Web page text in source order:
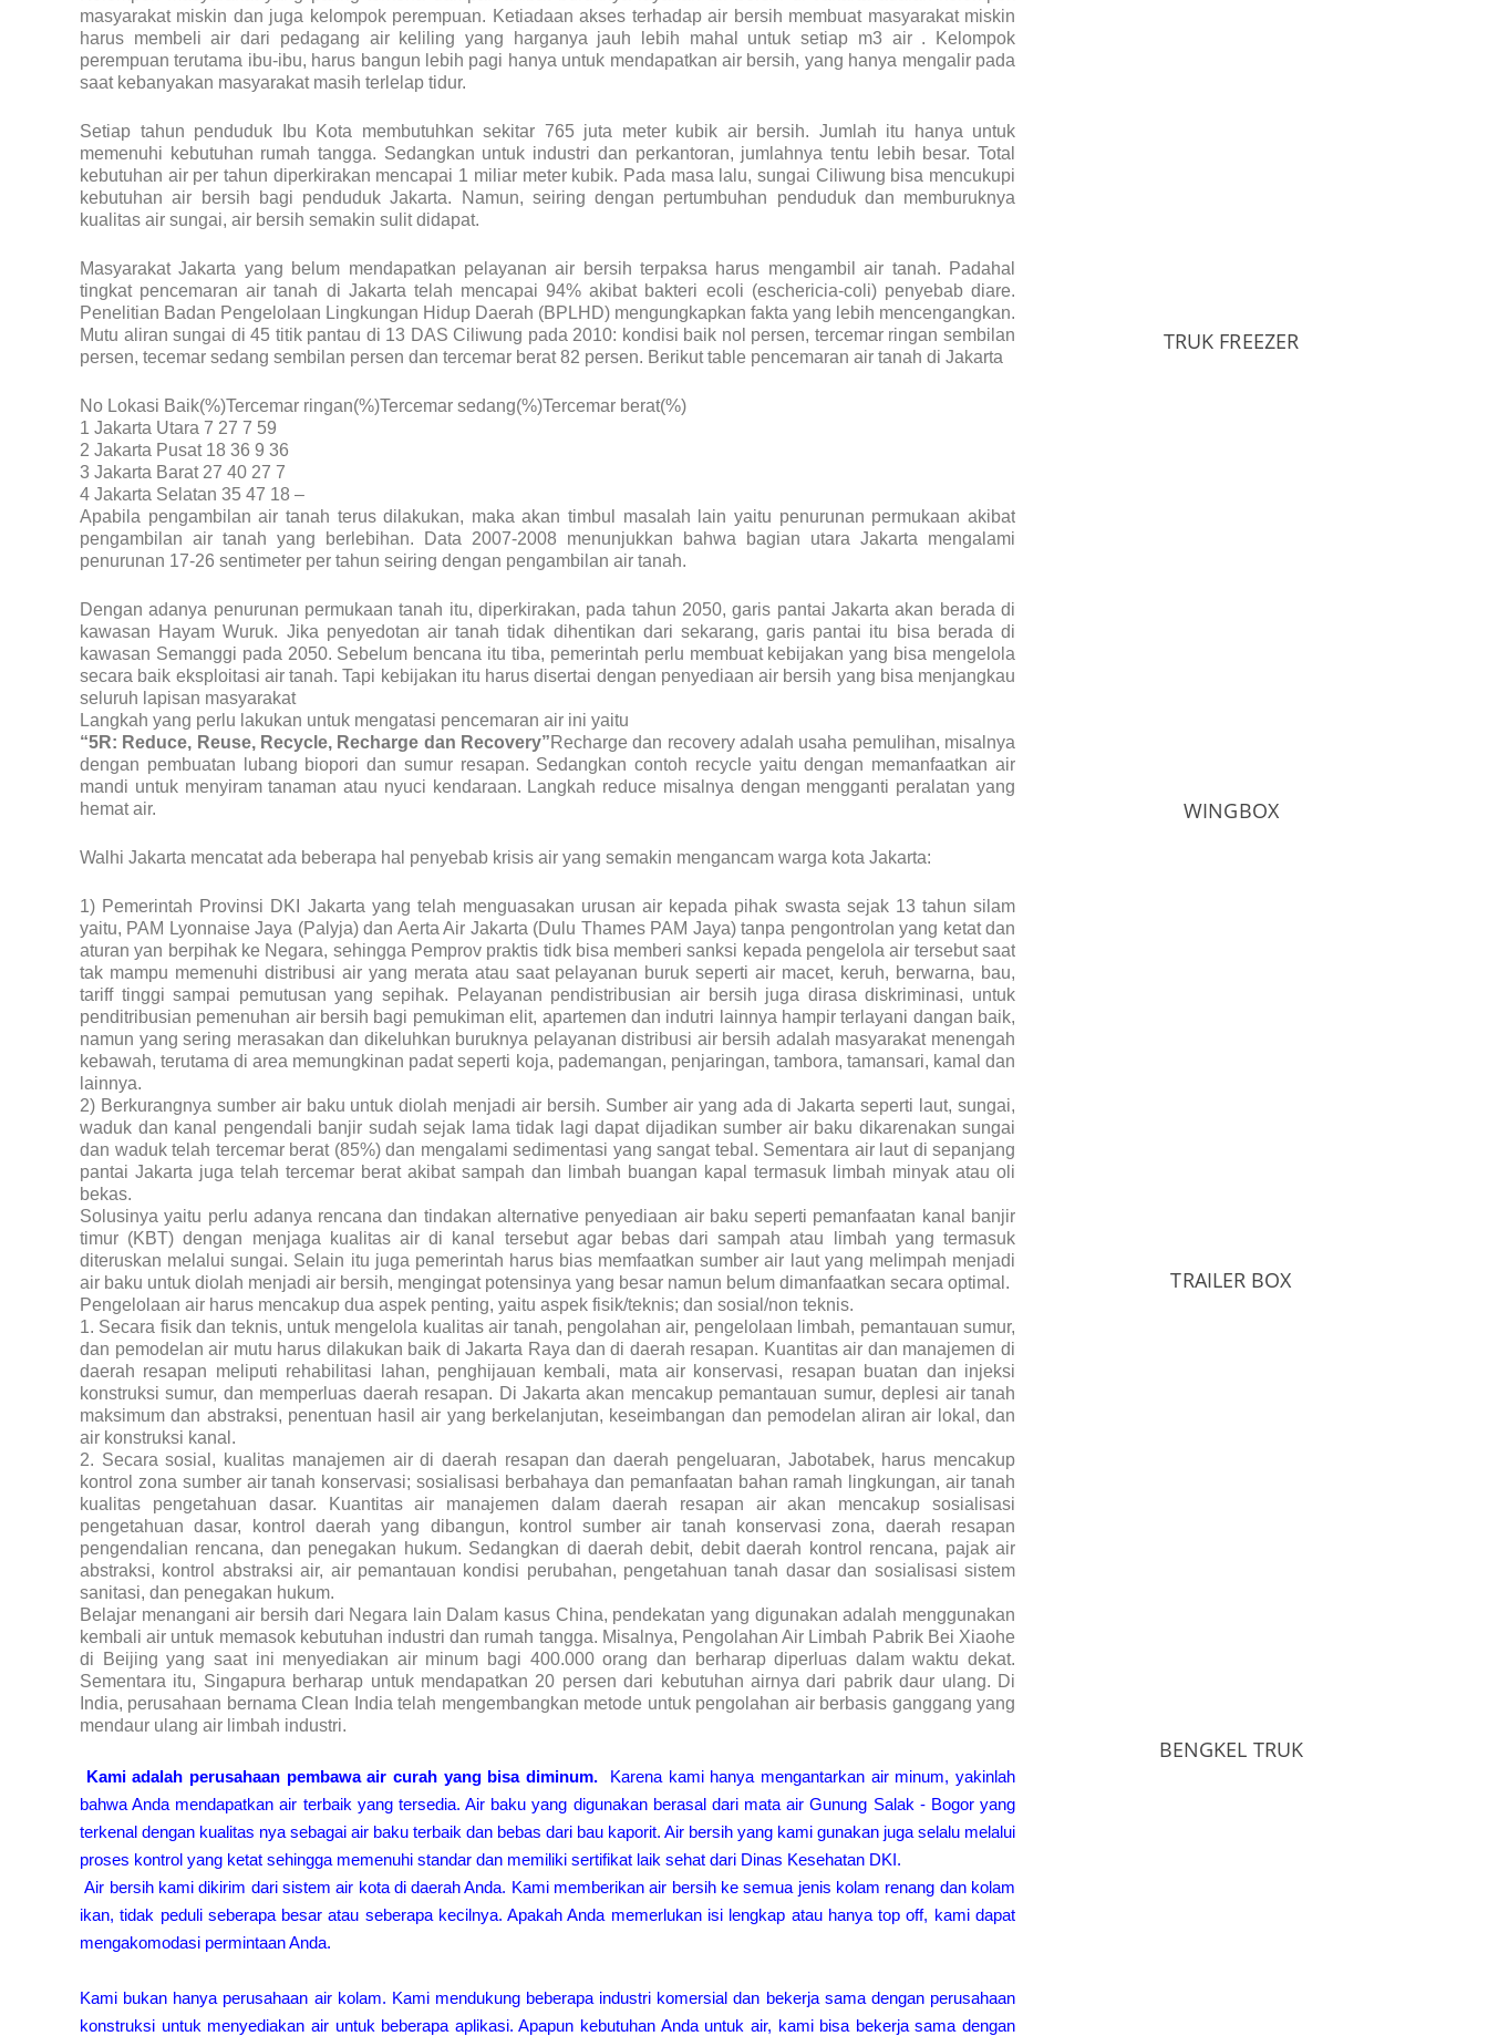
masyarakat miskin dan juga kelompok perempuan. Ketiadaan akses terhadap air bersih membuat masyarakat miskin
harus membeli air dari pedagang air keliling yang harganya jauh lebih mahal untuk setiap m3 air . Kelompok
perempuan terutama ibu-ibu, harus bangun lebih pagi hanya untuk mendapatkan air bersih, yang hanya mengalir pada
saat kebanyakan masyarakat masih terlelap tidur.
Setiap tahun penduduk Ibu Kota membutuhkan sekitar 765 juta meter kubik air bersih. Jumlah itu hanya untuk
memenuhi kebutuhan rumah tangga. Sedangkan untuk industri dan perkantoran, jumlahnya tentu lebih besar. Total
kebutuhan air per tahun diperkirakan mencapai 1 miliar meter kubik. Pada masa lalu, sungai Ciliwung bisa mencukupi
kebutuhan air bersih bagi penduduk Jakarta. Namun, seiring dengan pertumbuhan penduduk dan memburuknya
kualitas air sungai, air bersih semakin sulit didapat.
Masyarakat Jakarta yang belum mendapatkan pelayanan air bersih terpaksa harus mengambil air tanah. Padahal
tingkat pencemaran air tanah di Jakarta telah mencapai 94% akibat bakteri ecoli (eschericia-coli) penyebab diare.
Penelitian Badan Pengelolaan Lingkungan Hidup Daerah (BPLHD) mengungkapkan fakta yang lebih mencengangkan.
Mutu aliran sungai di 45 titik pantau di 13 DAS Ciliwung pada 2010: kondisi baik nol persen, tercemar ringan sembilan
persen, tecemar sedang sembilan persen dan tercemar berat 82 persen. Berikut table pencemaran air tanah di Jakarta
No Lokasi Baik(%)Tercemar ringan(%)Tercemar sedang(%)Tercemar berat(%)
1 Jakarta Utara 7 27 7 59
2 Jakarta Pusat 18 36 9 36
3 Jakarta Barat 27 40 27 7
4 Jakarta Selatan 35 47 18 –
Apabila pengambilan air tanah terus dilakukan, maka akan timbul masalah lain yaitu penurunan permukaan akibat
pengambilan air tanah yang berlebihan. Data 2007-2008 menunjukkan bahwa bagian utara Jakarta mengalami
penurunan 17-26 sentimeter per tahun seiring dengan pengambilan air tanah.
Dengan adanya penurunan permukaan tanah itu, diperkirakan, pada tahun 2050, garis pantai Jakarta akan berada di
kawasan Hayam Wuruk. Jika penyedotan air tanah tidak dihentikan dari sekarang, garis pantai itu bisa berada di
kawasan Semanggi pada 2050. Sebelum bencana itu tiba, pemerintah perlu membuat kebijakan yang bisa mengelola
secara baik eksploitasi air tanah. Tapi kebijakan itu harus disertai dengan penyediaan air bersih yang bisa menjangkau
seluruh lapisan masyarakat
Langkah yang perlu lakukan untuk mengatasi pencemaran air ini yaitu
“5R: Reduce, Reuse, Recycle, Recharge dan Recovery”Recharge dan recovery adalah usaha pemulihan, misalnya
dengan pembuatan lubang biopori dan sumur resapan. Sedangkan contoh recycle yaitu dengan memanfaatkan air
mandi untuk menyiram tanaman atau nyuci kendaraan. Langkah reduce misalnya dengan mengganti peralatan yang
hemat air.
Walhi Jakarta mencatat ada beberapa hal penyebab krisis air yang semakin mengancam warga kota Jakarta:
1) Pemerintah Provinsi DKI Jakarta yang telah menguasakan urusan air kepada pihak swasta sejak 13 tahun silam
yaitu, PAM Lyonnaise Jaya (Palyja) dan Aerta Air Jakarta (Dulu Thames PAM Jaya) tanpa pengontrolan yang ketat dan
aturan yan berpihak ke Negara, sehingga Pemprov praktis tidk bisa memberi sanksi kepada pengelola air tersebut saat
tak mampu memenuhi distribusi air yang merata atau saat pelayanan buruk seperti air macet, keruh, berwarna, bau,
tariff tinggi sampai pemutusan yang sepihak. Pelayanan pendistribusian air bersih juga dirasa diskriminasi, untuk
penditribusian pemenuhan air bersih bagi pemukiman elit, apartemen dan indutri lainnya hampir terlayani dangan baik,
namun yang sering merasakan dan dikeluhkan buruknya pelayanan distribusi air bersih adalah masyarakat menengah
kebawah, terutama di area memungkinan padat seperti koja, pademangan, penjaringan, tambora, tamansari, kamal dan
lainnya.
2) Berkurangnya sumber air baku untuk diolah menjadi air bersih. Sumber air yang ada di Jakarta seperti laut, sungai,
waduk dan kanal pengendali banjir sudah sejak lama tidak lagi dapat dijadikan sumber air baku dikarenakan sungai
dan waduk telah tercemar berat (85%) dan mengalami sedimentasi yang sangat tebal. Sementara air laut di sepanjang
pantai Jakarta juga telah tercemar berat akibat sampah dan limbah buangan kapal termasuk limbah minyak atau oli
bekas.
Solusinya yaitu perlu adanya rencana dan tindakan alternative penyediaan air baku seperti pemanfaatan kanal banjir
timur (KBT) dengan menjaga kualitas air di kanal tersebut agar bebas dari sampah atau limbah yang termasuk
diteruskan melalui sungai. Selain itu juga pemerintah harus bias memfaatkan sumber air laut yang melimpah menjadi
air baku untuk diolah menjadi air bersih, mengingat potensinya yang besar namun belum dimanfaatkan secara optimal.
Pengelolaan air harus mencakup dua aspek penting, yaitu aspek fisik/teknis; dan sosial/non teknis.
1. Secara fisik dan teknis, untuk mengelola kualitas air tanah, pengolahan air, pengelolaan limbah, pemantauan sumur,
dan pemodelan air mutu harus dilakukan baik di Jakarta Raya dan di daerah resapan. Kuantitas air dan manajemen di
daerah resapan meliputi rehabilitasi lahan, penghijauan kembali, mata air konservasi, resapan buatan dan injeksi
konstruksi sumur, dan memperluas daerah resapan. Di Jakarta akan mencakup pemantauan sumur, deplesi air tanah
maksimum dan abstraksi, penentuan hasil air yang berkelanjutan, keseimbangan dan pemodelan aliran air lokal, dan
air konstruksi kanal.
2. Secara sosial, kualitas manajemen air di daerah resapan dan daerah pengeluaran, Jabotabek, harus mencakup
kontrol zona sumber air tanah konservasi; sosialisasi berbahaya dan pemanfaatan bahan ramah lingkungan, air tanah
kualitas pengetahuan dasar. Kuantitas air manajemen dalam daerah resapan air akan mencakup sosialisasi
pengetahuan dasar, kontrol daerah yang dibangun, kontrol sumber air tanah konservasi zona, daerah resapan
pengendalian rencana, dan penegakan hukum. Sedangkan di daerah debit, debit daerah kontrol rencana, pajak air
abstraksi, kontrol abstraksi air, air pemantauan kondisi perubahan, pengetahuan tanah dasar dan sosialisasi sistem
sanitasi, dan penegakan hukum.
Belajar menangani air bersih dari Negara lain Dalam kasus China, pendekatan yang digunakan adalah menggunakan
kembali air untuk memasok kebutuhan industri dan rumah tangga. Misalnya, Pengolahan Air Limbah Pabrik Bei Xiaohe
di Beijing yang saat ini menyediakan air minum bagi 400.000 orang dan berharap diperluas dalam waktu dekat.
Sementara itu, Singapura berharap untuk mendapatkan 20 persen dari kebutuhan airnya dari pabrik daur ulang. Di
India, perusahaan bernama Clean India telah mengembangkan metode untuk pengolahan air berbasis ganggang yang
mendaur ulang air limbah industri.
Kami adalah perusahaan pembawa air curah yang bisa diminum.
Karena kami hanya mengantarkan air minum, yakinlah
bahwa Anda mendapatkan air terbaik yang tersedia. Air baku yang digunakan berasal dari mata air Gunung Salak - Bogor yang
terkenal dengan kualitas nya sebagai air baku terbaik dan bebas dari bau kaporit. Air bersih yang kami gunakan juga selalu melalui
proses kontrol yang ketat sehingga memenuhi standar dan memiliki sertifikat laik sehat dari Dinas Kesehatan DKI.
Air bersih kami dikirim dari sistem air kota di daerah Anda. Kami memberikan air bersih ke semua jenis kolam renang dan kolam
ikan, tidak peduli seberapa besar atau seberapa kecilnya. Apakah Anda memerlukan isi lengkap atau hanya top off, kami dapat
mengakomodasi permintaan Anda.
Kami bukan hanya perusahaan air kolam. Kami mendukung beberapa industri komersial dan bekerja sama dengan perusahaan
konstruksi untuk menyediakan air untuk beberapa aplikasi. Apapun kebutuhan Anda untuk air, kami bisa bekerja sama dengan
TRUK FREEZER
WINGBOX
TRAILER BOX
BENGKEL TRUK